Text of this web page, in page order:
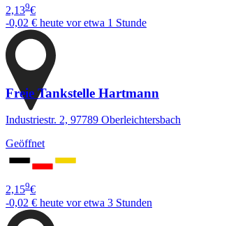
2,139€
-0,02 € heute vor etwa 1 Stunde
Freie Tankstelle Hartmann
Industriestr. 2, 97789 Oberleichtersbach
Geöffnet
2,159€
-0,02 € heute vor etwa 3 Stunden